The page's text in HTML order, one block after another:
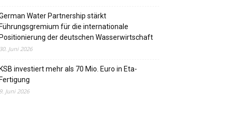
Water Partnership stärkt
für die internationale
der deutschen Wasserwirtschaft
Juni 2026
investiert mehr als 70 Mio. Euro in Eta-
Juni 2026